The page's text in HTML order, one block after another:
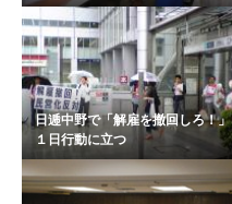
日逓中野で「解雇を撤回しろ！」
１日行動に立つ